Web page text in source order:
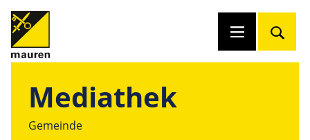
Mediathek
Gemeinde